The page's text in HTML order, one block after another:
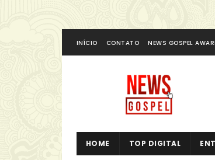
INÍCIO CONTATO NEWS GOSPEL
HOME TOP DIGITAL